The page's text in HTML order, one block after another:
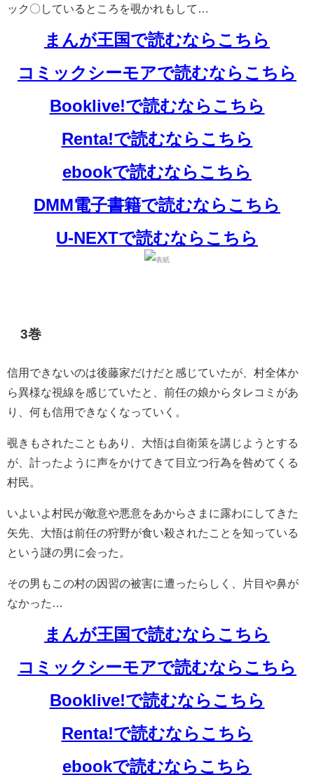
ック〇しているところを覗かれもして…
まんが王国で読むならこちら
コミックシーモアで読むならこちら
Booklive!で読むならこちら
Renta!で読むならこちら
ebookで読むならこちら
DMM電子書籍で読むならこちら
U-NEXTで読むならこちら
3巻
信用できないのは後藤家だけだと感じていたが、村全体か
ら異様な視線を感じていたと、前任の娘からタレコミがあ
り、何も信用できなくなっていく。
覗きもされたこともあり、大悟は自衛策を講じようとする
が、計ったように声をかけてきて目立つ行為を咎めてくる
村民。
いよいよ村民が敵意や悪意をあからさまに露わにしてきた
矢先、大悟は前任の狩野が食い殺されたことを知っている
という謎の男に会った。
その男もこの村の因習の被害に遭ったらしく、片目や鼻が
なかった…
まんが王国で読むならこちら
コミックシーモアで読むならこちら
Booklive!で読むならこちら
Renta!で読むならこちら
ebookで読むならこちら